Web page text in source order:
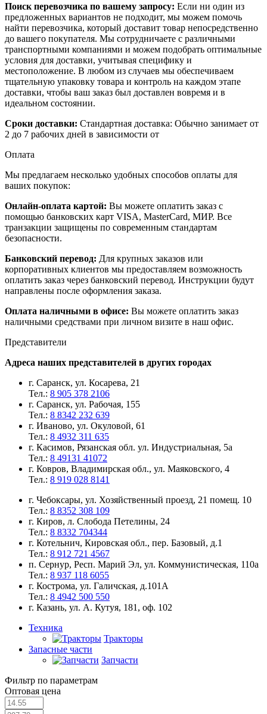
Поиск перевозчика по вашему запросу: Если ни один из
предложенных вариантов не подходит, мы можем помочь
найти перевозчика, который доставит товар непосредственно
до вашего покупателя. Мы сотрудничаете с различными
транспортными компаниями и можем подобрать оптимальные
условия для доставки, учитывая специфику и
местоположение. В любом из случаев мы обеспечиваем
тщательную упаковку товара и контроль на каждом этапе
доставки, чтобы ваш заказ был доставлен вовремя и в
идеальном состоянии.
Сроки доставки: Стандартная доставка: Обычно занимает от
2 до 7 рабочих дней в зависимости от
Оплата
Мы предлагаем несколько удобных способов оплаты для
ваших покупок:
Онлайн-оплата картой: Вы можете оплатить заказ с
помощью банковских карт VISA, MasterCard, МИР. Все
транзакции защищены по современным стандартам
безопасности.
Банковский перевод: Для крупных заказов или
корпоративных клиентов мы предоставляем возможность
оплатить заказ через банковский перевод. Инструкции будут
направлены после оформления заказа.
Оплата наличными в офисе: Вы можете оплатить заказ
наличными средствами при личном визите в наш офис.
Представители
Адреса наших представителей в других городах
г. Саранск, ул. Косарева, 21
Тел.: 8 905 378 2106
г. Саранск, ул. Рабочая, 155
Тел.: 8 8342 232 639
г. Иваново, ул. Окуловой, 61
Тел.: 8 4932 311 635
г. Касимов, Рязанская обл. ул. Индустриальная, 5а
Тел.: 8 49131 41072
г. Ковров, Владимирская обл., ул. Маяковского, 4
Тел.: 8 919 028 8141
г. Чебоксары, ул. Хозяйственный проезд, 21 помещ. 10
Тел.: 8 8352 308 109
г. Киров, л. Слобода Петелины, 24
Тел.: 8 8332 704344
г. Котельнич, Кировская обл., пер. Базовый, д.1
Тел.: 8 912 721 4567
п. Сернур, Респ. Марий Эл, ул. Коммунистическая, 110а
Тел.: 8 937 118 6055
г. Кострома, ул. Галичская, д.101А
Тел.: 8 4942 500 550
г. Казань, ул. А. Кутуя, 181, оф. 102
Техника
Тракторы
Запасные части
Запчасти
Фильтр по параметрам
Оптовая цена